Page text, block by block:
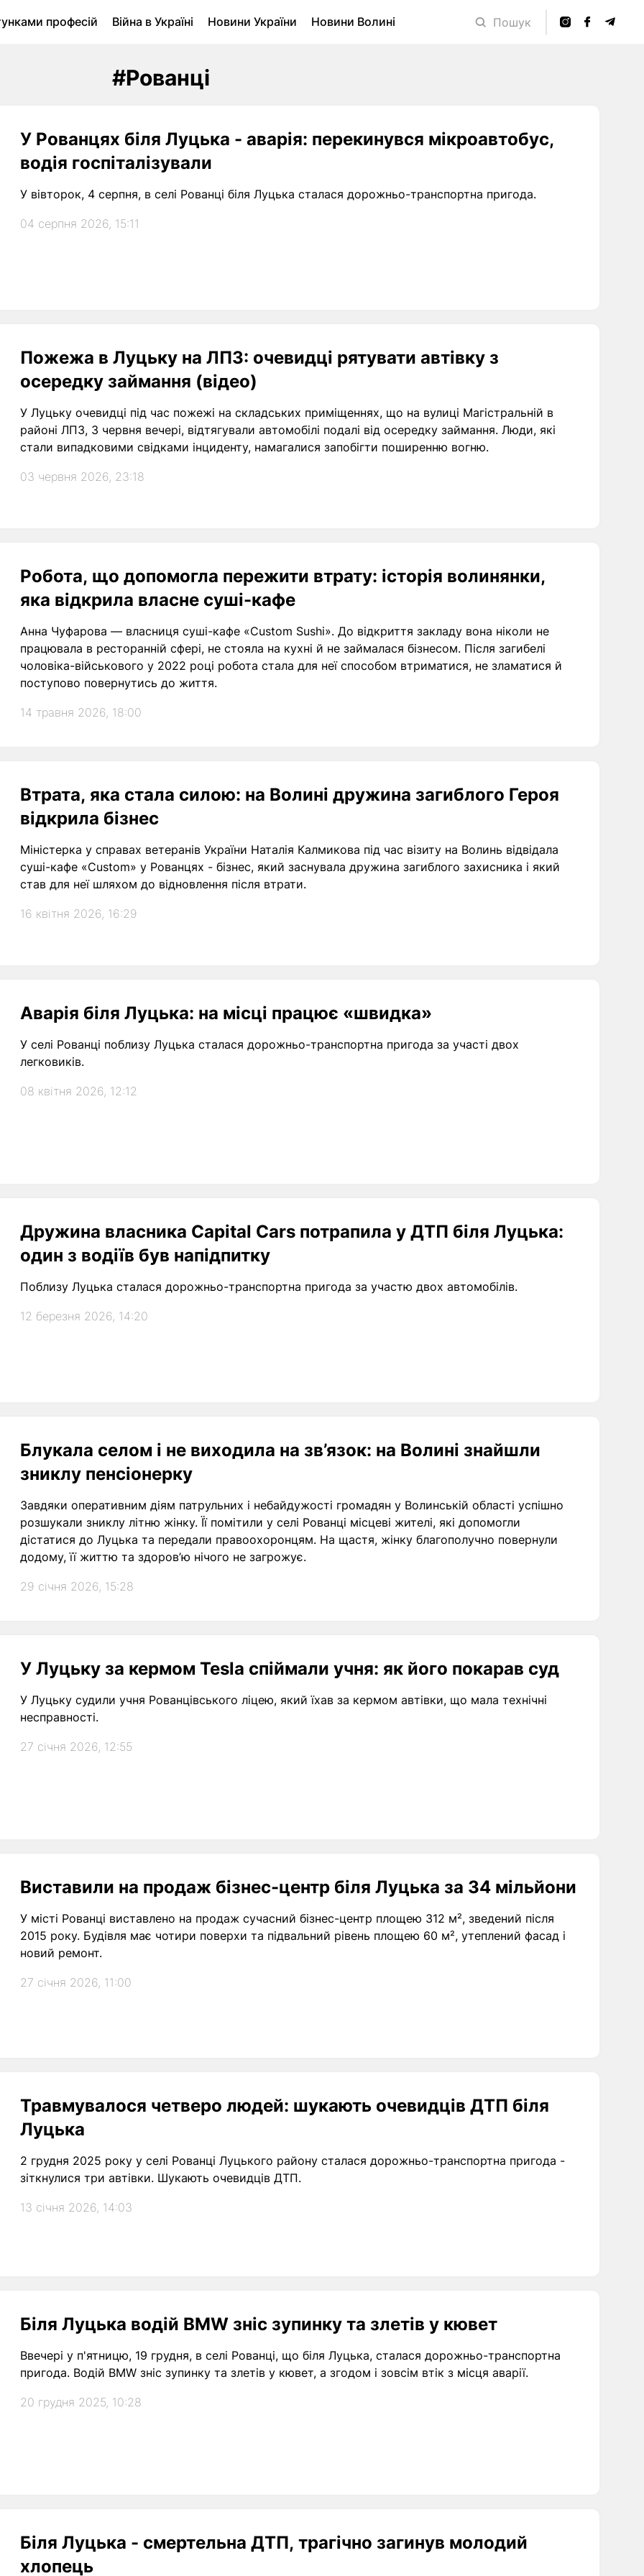
професій Війна в Україні Новини України
Новини Волині
Пошук
#Рованці
У Рованцях біля Луцька - аварія: перекинувся мікроавтобус,
водія госпіталізували
У вівторок, 4 серпня, в селі Рованці біля Луцька сталася дорожньо-транспортна пригода.
04 серпня 2026, 15:11
Пожежа в Луцьку на ЛПЗ: очевидці рятувати автівку з
осередку займання (відео)
У Луцьку очевидці під час пожежі на складських приміщеннях, що на вулиці Магістральній в
районі ЛПЗ, 3 червня вечері, відтягували автомобілі подалі від осередку займання. Люди, які
стали випадковими свідками інциденту, намагалися запобігти поширенню вогню.
03 червня 2026, 23:18
Робота, що допомогла пережити втрату: історія волинянки,
яка відкрила власне суші-кафе
Анна Чуфарова — власниця суші-кафе «Custom Sushi». До відкриття закладу вона ніколи не
працювала в ресторанній сфері, не стояла на кухні й не займалася бізнесом. Після загибелі
чоловіка-військового у 2022 році робота стала для неї способом втриматися, не зламатися й
поступово повернутись до життя.
14 травня 2026, 18:00
Втрата, яка стала силою: на Волині дружина загиблого Героя
відкрила бізнес
Міністерка у справах ветеранів України Наталія Калмикова під час візиту на Волинь відвідала
суші-кафе «Custom» у Рованцях - бізнес, який заснувала дружина загиблого захисника і який
став для неї шляхом до відновлення після втрати.
16 квітня 2026, 16:29
Аварія біля Луцька: на місці працює «швидка»
У селі Рованці поблизу Луцька сталася дорожньо-транспортна пригода за участі двох
легковиків.
08 квітня 2026, 12:12
Дружина власника Capital Сars потрапила у ДТП біля Луцька:
один з водіїв був напідпитку
Поблизу Луцька сталася дорожньо-транспортна пригода за участю двох автомобілів.
12 березня 2026, 14:20
Блукала селом і не виходила на зв’язок: на Волині знайшли
зниклу пенсіонерку
Завдяки оперативним діям патрульних і небайдужості громадян у Волинській області успішно
розшукали зниклу літню жінку. Її помітили у селі Рованці місцеві жителі, які допомогли
дістатися до Луцька та передали правоохоронцям. На щастя, жінку благополучно повернули
додому, її життю та здоров’ю нічого не загрожує.
29 січня 2026, 15:28
У Луцьку за кермом Tesla спіймали учня: як його покарав суд
У Луцьку судили учня Рованцівського ліцею, який їхав за кермом автівки, що мала технічні
несправності.
27 січня 2026, 12:55
Виставили на продаж бізнес-центр біля Луцька за 34 мільйони
У місті Рованці виставлено на продаж сучасний бізнес-центр площею 312 м², зведений після
2015 року. Будівля має чотири поверхи та підвальний рівень площею 60 м², утеплений фасад і
новий ремонт.
27 січня 2026, 11:00
Травмувалося четверо людей: шукають очевидців ДТП біля
Луцька
2 грудня 2025 року у селі Рованці Луцького району сталася дорожньо-транспортна пригода -
зіткнулися три автівки. Шукають очевидців ДТП.
13 січня 2026, 14:03
Біля Луцька водій BMW зніс зупинку та злетів у кювет
Ввечері у п'ятницю, 19 грудня, в селі Рованці, що біля Луцька, сталася дорожньо-транспортна
пригода. Водій BMW зніс зупинку та злетів у кювет, а згодом і зовсім втік з місця аварії.
20 грудня 2025, 10:28
Біля Луцька - смертельна ДТП, трагічно загинув молодий
хлопець